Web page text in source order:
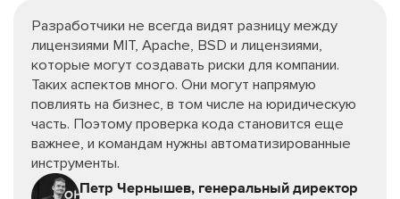
Разработчики не всегда видят разницу между
лицензиями MIT, Apache, BSD и лицензиями,
которые могут создавать риски для компании.
Таких аспектов много. Они могут напрямую
повлиять на бизнес, в том числе на юридическую
часть. Поэтому проверка кода становится еще
важнее, и командам нужны автоматизированные
инструменты.
Петр Чернышев, генеральный директор